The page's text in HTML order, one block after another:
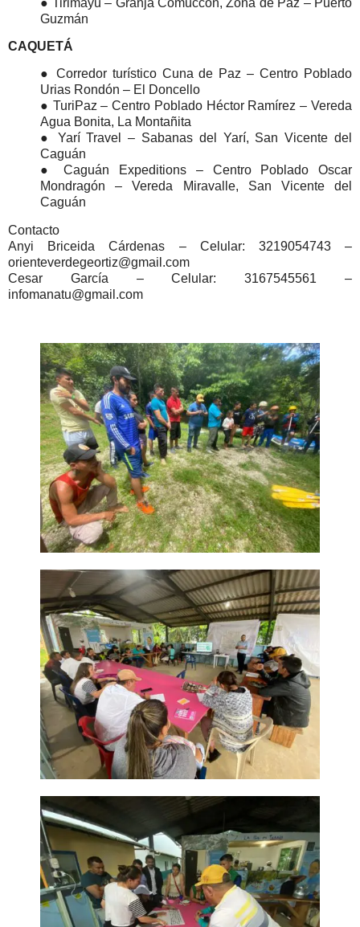
Guzmán
CAQUETÁ
● Corredor turístico Cuna de Paz – Centro Poblado
Urias Rondón – El Doncello
● TuriPaz – Centro Poblado Héctor Ramírez – Vereda
Agua Bonita, La Montañita
● Yarí Travel – Sabanas del Yarí, San Vicente del
Caguán
● Caguán Expeditions – Centro Poblado Oscar
Mondragón – Vereda Miravalle, San Vicente del
Caguán
Contacto
Anyi Briceida Cárdenas – Celular: 3219054743 –
orienteverdegeortiz@gmail.com
Cesar García – Celular: 3167545561 –
infomanatu@gmail.com